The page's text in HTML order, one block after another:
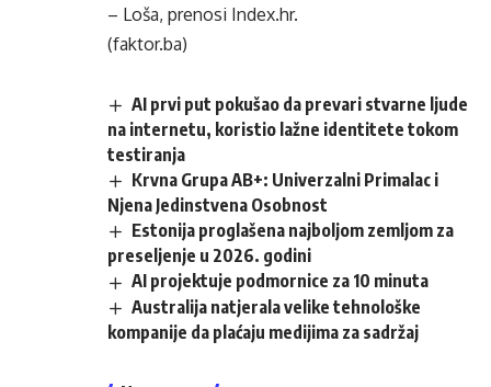
– Loša, prenosi Index.hr.
(faktor.ba)
AI prvi put pokušao da prevari stvarne ljude
na internetu, koristio lažne identitete tokom
testiranja
Krvna Grupa AB+: Univerzalni Primalac i
Njena Jedinstvena Osobnost
Estonija proglašena najboljom zemljom za
preseljenje u 2026. godini
AI projektuje podmornice za 10 minuta
Australija natjerala velike tehnološke
kompanije da plaćaju medijima za sadržaj